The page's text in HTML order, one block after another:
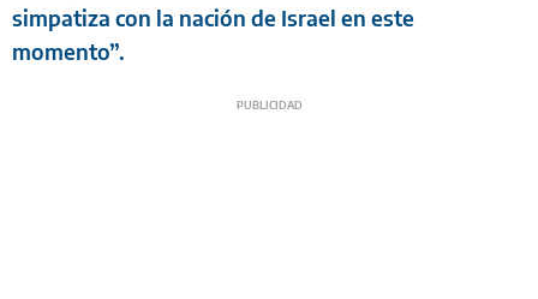
simpatiza con la nación de Israel en este
momento”.